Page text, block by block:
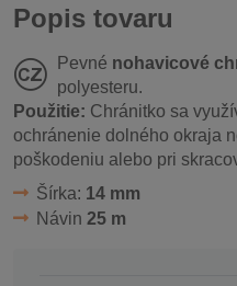
Popis tovaru
Pevné nohavicové
polyesteru.
Použitie: Chránitko sa
ochránenie dolného okraja
poškodeniu alebo pri
Šírka: 14 mm
Návin 25 m